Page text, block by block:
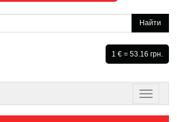
Найти
1 € = 53.16 грн.